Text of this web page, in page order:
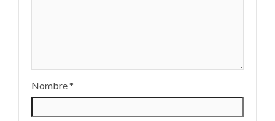
Nombre*